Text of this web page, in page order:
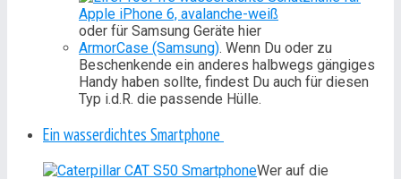
oder für Samsung Geräte hier
ArmorCase (Samsung). Wenn Du oder zu
Beschenkende ein anderes halbwegs gängiges
Handy haben sollte, findest Du auch für diesen
Typ i.d.R. die passende Hülle.
Ein wasserdichtes Smartphone
Wer auf die